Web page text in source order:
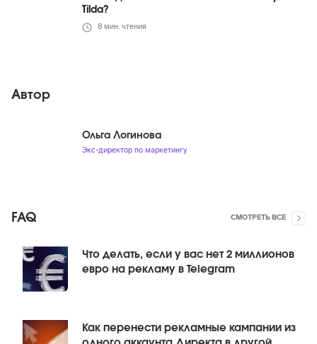
Tilda?
8 мин. чтения
Автор
Ольга Логинова
Экс-директор по маркетингу
FAQ СМОТРЕТЬ ВСЕ
Что делать, если у вас нет 2 миллионов
евро на рекламу в Telegram
Как перенести рекламные кампании из